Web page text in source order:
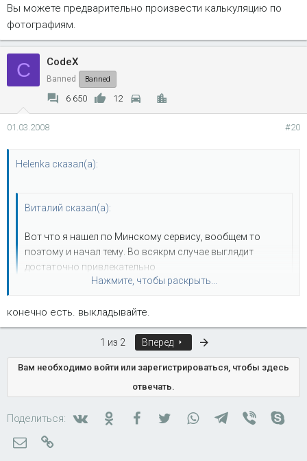
Вы можете предварительно произвести калькуляцию по
фотографиям.
C CodeX
Banned Banned
6 650 12
01.03.2008 #20
Helenka сказал(а):
Виталий сказал(а):
Вот что я нашел по Минскому сервису, вообщем то
поэтому и начал тему. Во всякрм случае выглядит
достаточно привлекательно
maler.by - не сочтите за рекламу
У нас действительно ремонтируются авто из России. Люди
уезжают очень довольными и ценой, и качеством.
Если есть интерес, выложим фото "до" и "после".
Нажмите, чтобы раскрыть...
конечно есть. выкладывайте.
1 из 2 Вперед
Вам необходимо войти или зарегистрироваться, чтобы здесь
отвечать.
Поделиться: ВконтактеОдноклассники
FacebookTwitterWhatsAppTelegram
Viber
Электронная почта